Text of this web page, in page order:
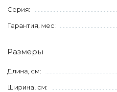
Серия:
Гарантия, мес:
Размеры
Длина, см:
Ширина, см: